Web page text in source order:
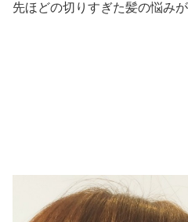
先ほどの切りすぎた髪の悩み